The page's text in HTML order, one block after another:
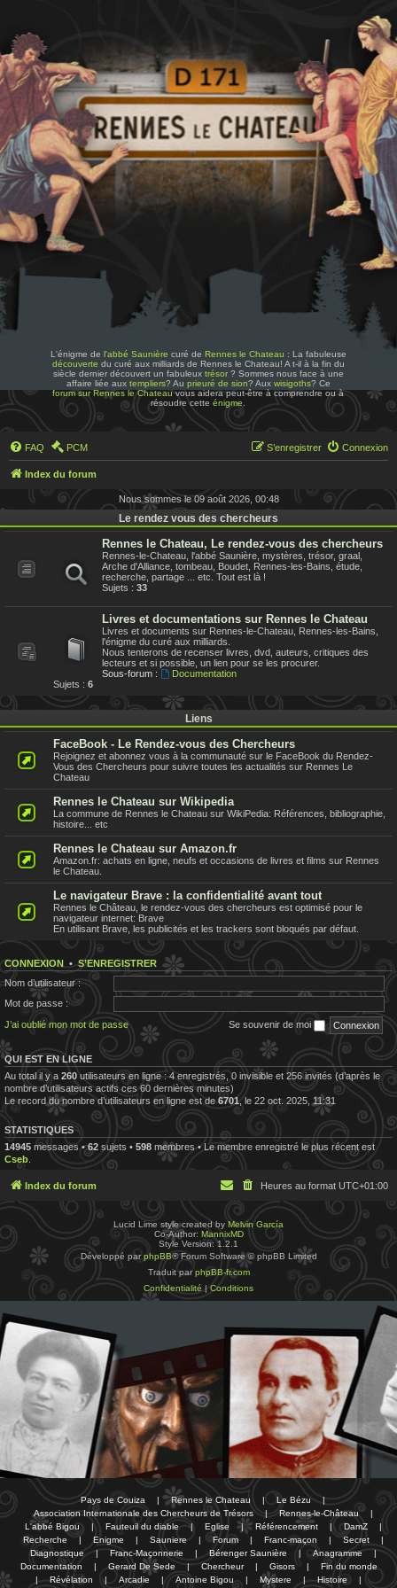
L'énigme de l'abbé Saunière curé de Rennes le Chateau : La fabuleuse
découverte du curé aux milliards de Rennes le Chateau! A t-il à la fin du
siècle dernier découvert un fabuleux trésor? Sommes nous face à une
affaire liée aux templiers? Au prieuré de sion? Aux wisigoths? Ce
forum sur Rennes le Chateauvous aidera peut-être à comprendre ou à
résoudre cetteénigme
FAQ PCM Connexion
S’enregistrer
Index du forum
Nous sommes le 09 août 2026, 00:48
Le rendez vous des chercheurs
Rennes le Chateau, Le rendez-vous des chercheurs
Rennes-le-Chateau, l'abbé Saunière, mystères, trésor, graal,
Arche d'Alliance, tombeau, Boudet, Rennes-les-Bains, étude,
recherche, partage ... etc. Tout est là !
Sujets : 33
Livres et documentations sur Rennes le Chateau
Livres et documents sur Rennes-le-Chateau, Rennes-les-Bains,
l'énigme du curé aux milliards.
Nous tenterons de recenser livres, dvd, auteurs, critiques des
lecteurs et si possible, un lien pour se les procurer.
Sous-forum :
Documentation
Sujets : 6
Liens
FaceBook - Le Rendez-vous des Chercheurs
Rejoignez et abonnez vous à la communauté sur le FaceBook du Rendez-
Vous des Chercheurs pour suivre toutes les actualités sur Rennes Le
Chateau
Rennes le Chateau sur Wikipedia
La commune de Rennes le Chateau sur WikiPedia: Références, bibliographie,
histoire... etc
Rennes le Chateau sur Amazon.fr
Amazon.fr: achats en ligne, neufs et occasions de livres et films sur Rennes
le Chateau.
Le navigateur Brave : la confidentialité avant tout
Rennes le Château, le rendez-vous des chercheurs est optimisé pour le
navigateur internet: Brave
En utilisant Brave, les publicités et les trackers sont bloqués par défaut.
CONNEXION •S’ENREGISTRER
Nom d’utilisateur :
Mot de passe :
J’ai oublié mon mot de passe
Se souvenir de moi
QUI EST EN LIGNE
Au total il y a 260utilisateurs en ligne : 4 enregistrés, 0 invisible et 256 invités (d’après le
nombre d’utilisateurs actifs ces 60 dernières minutes)
Le record du nombre d’utilisateurs en ligne est de6701, le 22 oct. 2025, 11:31
STATISTIQUES
14945 messages •62 sujets • 598 membres • Le membre enregistré le plus récent est
Cseb
Index du forum Heures au format UTC+01:00
Lucid Lime style created by Melvin García
Co-Author: MannixMD
Style Version: 1.2.1
Développé parphpBB® Forum Software © phpBB Limited
Traduit parphpBB-fr.com
Confidentialité |Conditions
Pays de Couiza | Rennes le Chateau | Le Bézu
|
Association Internationale des Chercheurs de Trésors
| Rennes-le-Château
|
L'abbé Bigou
| Fauteuil du diable | Eglise | Référencement | DamZ
|
Recherche
| Enigme | Sauniere | Forum | Franc-maçon | Secret
|
Diagnostique
| Franc-Maçonnerie | Bérenger Saunière | Anagramme
|
Documentation
| Gerard De Sede | Chercheur | Gisors |
Fin du monde
|
Révélation | Arcadie | Antoine Bigou | Mystere | Histoire |